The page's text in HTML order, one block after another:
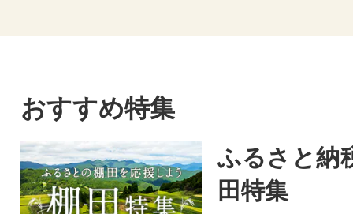
おすすめ特集
ふるさと納
田特集